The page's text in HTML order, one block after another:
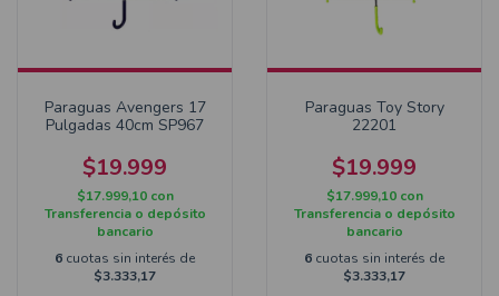
Paraguas Avengers 17
Pulgadas 40cm SP967
$19.999
$17.999,10 con
Transferencia o depósito
bancario
6 cuotas sin interés de
$3.333,17
Paraguas Toy Story
22201
$19.999
$17.999,10 con
Transferencia o depósito
bancario
6 cuotas sin interés de
$3.333,17